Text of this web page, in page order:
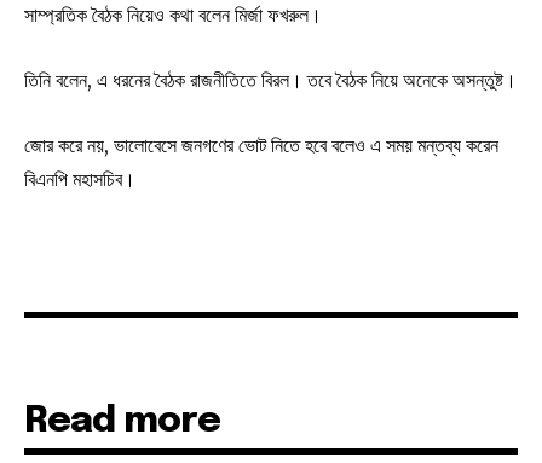
সাম্প্রতিক বৈঠক নিয়েও কথা বলেন মির্জা ফখরুল।
তিনি বলেন, এ ধরনের বৈঠক রাজনীতিতে বিরল। তবে বৈঠক নিয়ে অনেকে অসন্তুষ্ট।
জোর করে নয়, ভালোবেসে জনগণের ভোট নিতে হবে বলেও এ সময় মন্তব্য করেন
বিএনপি মহাসচিব।
Read more